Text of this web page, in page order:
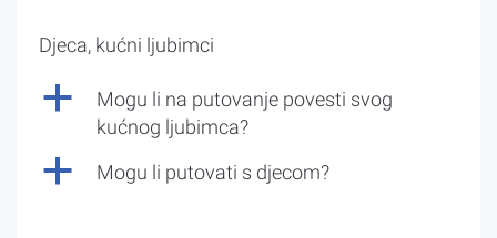
Djeca, kućni ljubimci
a
Mogu li na putovanje povesti svog
kućnog ljubimca?
a Mogu li putovati s djecom?